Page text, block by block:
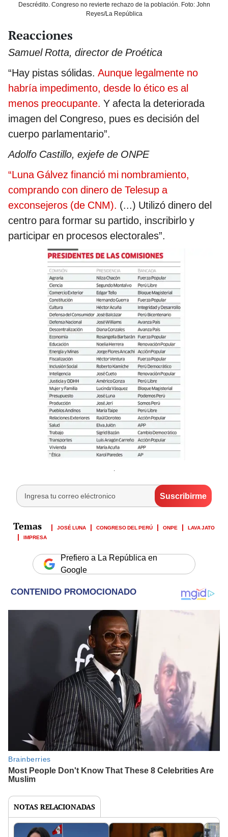
Descrédito. Congreso no revierte rechazo de la población. Foto: John
Reyes/La República
Reacciones
Samuel Rotta, director de Proética
“Hay pistas sólidas. Aunque legalmente no
habría impedimento, desde lo ético es al
menos preocupante. Y afecta la deteriorada
imagen del Congreso, pues es decisión del
cuerpo parlamentario”.
Adolfo Castillo, exjefe de ONPE
“Luna Gálvez financió mi nombramiento,
comprando con dinero de Telesup a
exconsejeros (de CNM). (...) Utilizó dinero del
centro para formar su partido, inscribirlo y
participar en procesos electorales”.
.
JOSÉ LUNA CONGRESO DEL PERÚ ONPE
LAVA JATO
IMPRESA
Prefiero a La República en
Google
NOTAS RELACIONADAS